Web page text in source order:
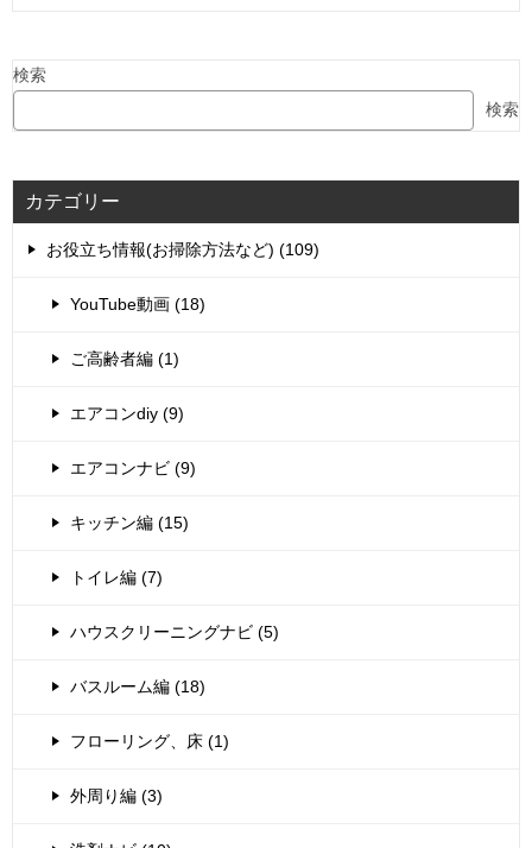
検索
検索
カテゴリー
お役立ち情報(お掃除方法など) (109)
YouTube動画 (18)
ご高齢者編 (1)
エアコンdiy (9)
エアコンナビ (9)
キッチン編 (15)
トイレ編 (7)
ハウスクリーニングナビ (5)
バスルーム編 (18)
フローリング、床 (1)
外周り編 (3)